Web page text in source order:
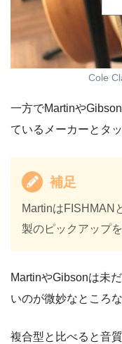
Cole
一方でMartinや
ているメーカーとタ
補足
MartinはFISHMAN
製のピックアップ
MartinやGibsonは未
いのが微妙なところ
複合型と比べると音